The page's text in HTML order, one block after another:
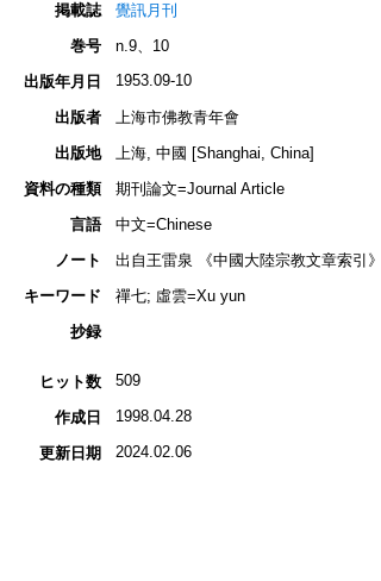
掲載誌
覺訊月刊
巻号
n.9、10
出版年月日
1953.09-10
出版者
上海市佛教青年會
出版地
上海, 中國 [Shanghai, China]
資料の種類
期刊論文=Journal Article
言語
中文=Chinese
ノート
出自王雷泉 《中國大陸宗教文章索引》
キーワード
禪七; 虛雲=Xu yun
抄録
ヒット数 509
作成日 1998.04.28
更新日期 2024.02.06